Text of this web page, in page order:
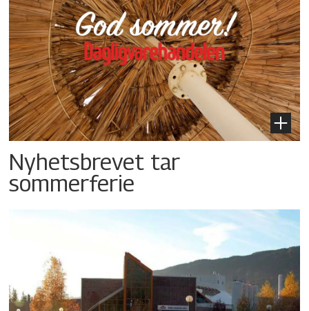
Nyhetsbrevet tar
sommerferie